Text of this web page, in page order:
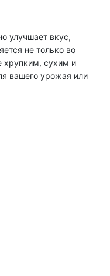
улучшает вкус,
не только во
хрупким, сухим и
вашего урожая или